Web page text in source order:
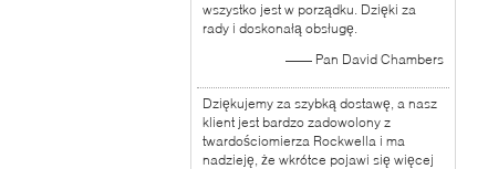
wszystko jest w porządku. Dzięki za
rady i doskonałą obsługę.
—— Pan David Chambers
Dziękujemy za szybką dostawę, a nasz
klient jest bardzo zadowolony z
twardościomierza Rockwella i ma
nadzieję, że wkrótce pojawi się więcej